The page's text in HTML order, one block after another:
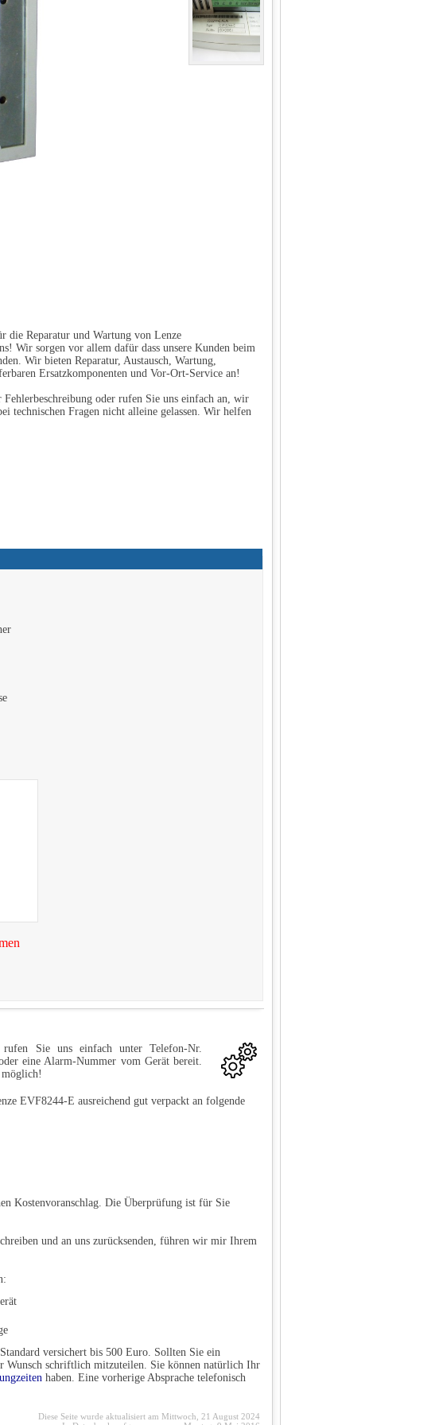
die Reparatur und Wartung von Lenze
Wir sorgen vor allem dafür dass unsere Kunden beim
Wir bieten Reparatur, Austausch, Wartung,
Ersatzkomponenten und Vor-Ort-Service an!
oder rufen Sie uns einfach an, wir
technischen Fragen nicht alleine gelassen. Wir helfen
Sie uns einfach unter Telefon-Nr.
eine Alarm-Nummer vom Gerät bereit.
möglich!
EVF8244-E ausreichend gut verpackt an folgende
Kostenvoranschlag. Die Überprüfung ist für Sie
und an uns zurücksenden, führen wir mir Ihrem
versichert bis 500 Euro. Sollten Sie ein
Wunsch schriftlich mitzuteilen. Sie können natürlich Ihr
haben. Eine vorherige Absprache telefonisch
Diese Seite wurde aktualisiert am Mittwoch, 21 August 2024